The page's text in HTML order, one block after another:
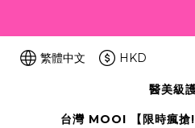
繁體中文 HKD
醫美級
台灣 MOOI 【限時瘋搶